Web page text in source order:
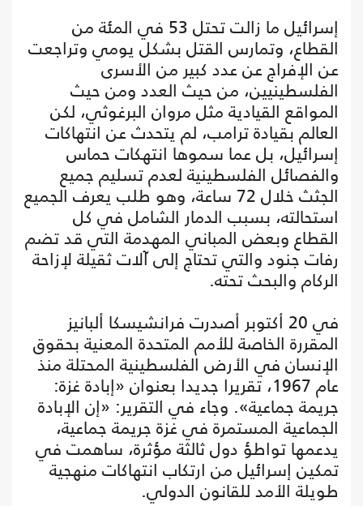
إسرائيل ما زالت تحتل 53 في المئة من
القطاع، وتمارس القتل بشكل يومي وتراجعت
عن الإفراج عن عدد كبير من الأسرى
الفلسطينيين، من حيث العدد ومن حيث
المواقع القيادية مثل مروان البرغوثي، لكن
العالم بقيادة ترامب، لم يتحدث عن انتهاكات
إسرائيل، بل عما سموها انتهكات حماس
والفصائل الفلسطينية لعدم تسليم جميع
الجثث خلال 72 ساعة، وهو طلب يعرف الجميع
استحالته، بسبب الدمار الشامل في كل
القطاع وبعض المباني المهدمة التي قد تضم
رفات جنود والتي تحتاج إلى آلات ثقيلة لإزاحة
الركام والبحث تحته.
في 20 أكتوبر أصدرت فرانشيسكا ألبانيز
المقررة الخاصة للأمم المتحدة المعنية بحقوق
الإنسان في الأرض الفلسطينية المحتلة منذ
عام 1967، تقريرا جديدا بعنوان «إبادة غزة:
جريمة جماعية». وجاء في التقرير: «إن الإبادة
الجماعية المستمرة في غزة جريمة جماعية،
يدعمها تواطؤ دول ثالثة مؤثرة، ساهمت في
تمكين إسرائيل من ارتكاب انتهاكات منهجية
طويلة الأمد للقانون الدولي.